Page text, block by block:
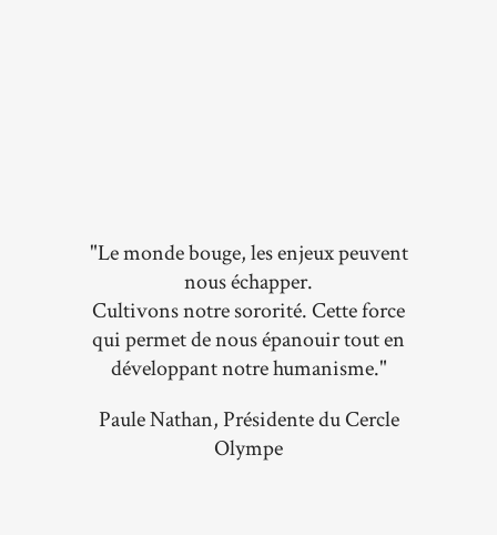
"Le monde bouge, les enjeux peuvent
nous échapper.
Cultivons notre sororité. Cette force
qui permet de nous épanouir tout en
développant notre humanisme."
Paule Nathan, Présidente du Cercle
Olympe